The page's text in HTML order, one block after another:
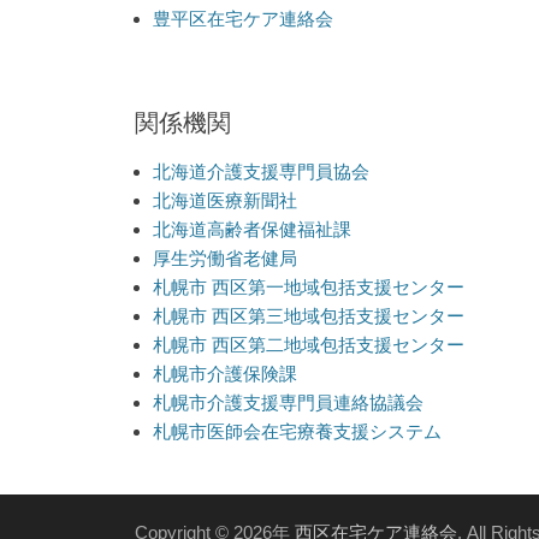
豊平区在宅ケア連絡会
関係機関
北海道介護支援専門員協会
北海道医療新聞社
北海道高齢者保健福祉課
厚生労働省老健局
札幌市 西区第一地域包括支援センター
札幌市 西区第三地域包括支援センター
札幌市 西区第二地域包括支援センター
札幌市介護保険課
札幌市介護支援専門員連絡協議会
札幌市医師会在宅療養支援システム
Copyright © 2026年 西区在宅ケア連絡会. All